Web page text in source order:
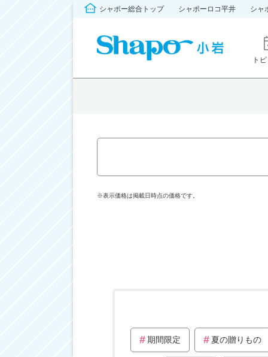
シャポー総合トップ シャポーロコ平井 シャ
ト
※表示価格は掲載日時点の価格です。
期間限定 夏の贈りもの